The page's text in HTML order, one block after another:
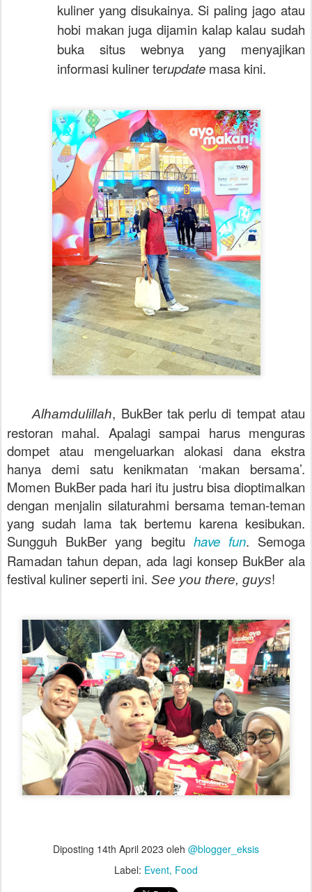
kuliner yang disukainya. Si paling jago atau
hobi makan juga dijamin kalap kalau sudah
buka situs webnya yang menyajikan
informasi kuliner terupdate masa kini.
Alhamdulillah, BukBer tak perlu di tempat atau
restoran mahal. Apalagi sampai harus menguras
dompet atau mengeluarkan alokasi dana ekstra
hanya demi satu kenikmatan ‘makan bersama’.
Momen BukBer pada hari itu justru bisa dioptimalkan
dengan menjalin silaturahmi bersama teman-teman
yang sudah lama tak bertemu karena kesibukan.
Sungguh BukBer yang begitu have fun. Semoga
Ramadan tahun depan, ada lagi konsep BukBer ala
festival kuliner seperti ini. See you there, guys!
Diposting 14th April 2023 oleh @blogger_eksis
Label: Event Food